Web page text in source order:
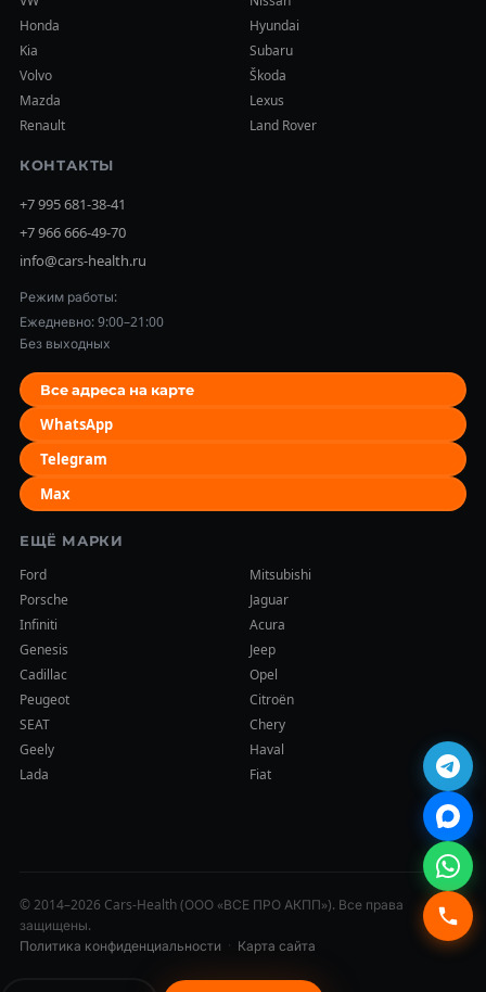
Honda
Hyundai
Kia
Subaru
Volvo
Škoda
Mazda
Lexus
Renault
Land Rover
КОНТАКТЫ
+7 995 681-38-41
+7 966 666-49-70
info@cars-health.ru
Режим работы:
Ежедневно: 9:00–21:00
Без выходных
Все адреса на карте
WhatsApp
Telegram
Max
ЕЩЁ МАРКИ
Ford
Mitsubishi
Porsche
Jaguar
Infiniti
Acura
Genesis
Jeep
Cadillac
Opel
Peugeot
Citroën
SEAT
Chery
Geely
Haval
Lada
Fiat
© 2014–2026 Cars-Health (ООО «ВСЕ ПРО АКПП»). Все права
защищены.
Политика конфиденциальности · Карта сайта